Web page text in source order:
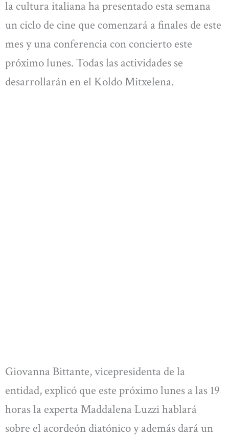
la cultura italiana ha presentado esta semana
un ciclo de cine que comenzará a finales de este
mes y una conferencia con concierto este
próximo lunes. Todas las actividades se
desarrollarán en el Koldo Mitxelena.
Giovanna Bittante, vicepresidenta de la
entidad, explicó que este próximo lunes a las 19
horas la experta Maddalena Luzzi hablará
sobre el acordeón diatónico y además dará un